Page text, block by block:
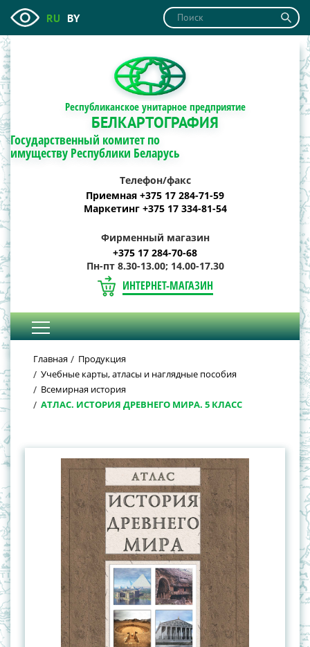
RU BY
Республиканское унитарное предприятие
БЕЛКАРТОГРАФИЯ
Государственный комитет по
имуществу Республики Беларусь
Телефон/факс
Приемная +375 17 284-71-59
Маркетинг +375 17 334-81-54
Фирменный магазин
+375 17 284-70-68
Пн-пт 8.30-13.00; 14.00-17.30
ИНТЕРНЕТ-МАГАЗИН
Главная
Продукция
Учебные карты, атласы и наглядные пособия
Всемирная история
АТЛАС. ИСТОРИЯ ДРЕВНЕГО МИРА. 5 КЛАСС